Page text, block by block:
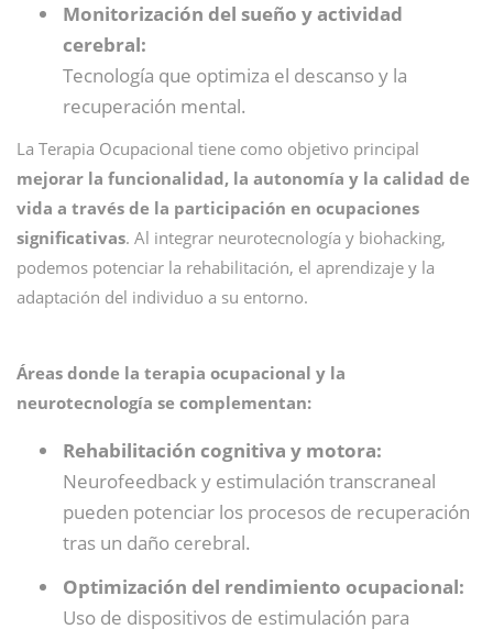
Monitorización del sueño y actividad
cerebral:
Tecnología que optimiza el descanso y la
recuperación mental.
La Terapia Ocupacional tiene como objetivo principal
mejorar la funcionalidad, la autonomía y la calidad de
vida a través de la participación en ocupaciones
significativas. Al integrar neurotecnología y biohacking,
podemos potenciar la rehabilitación, el aprendizaje y la
adaptación del individuo a su entorno.
Áreas donde la terapia ocupacional y la
neurotecnología se complementan:
Rehabilitación cognitiva y motora:
Neurofeedback y estimulación transcraneal
pueden potenciar los procesos de recuperación
tras un daño cerebral.
Optimización del rendimiento ocupacional:
Uso de dispositivos de estimulación para